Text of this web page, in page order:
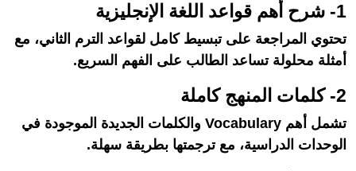
1- شرح أهم قواعد اللغة الإنجليزية
تحتوي المراجعة على تبسيط كامل لقواعد الترم الثاني، مع
أمثلة محلولة تساعد الطالب على الفهم السريع.
2- كلمات المنهج كاملة
تشمل أهم Vocabulary والكلمات الجديدة الموجودة في
الوحدات الدراسية، مع ترجمتها بطريقة سهلة.